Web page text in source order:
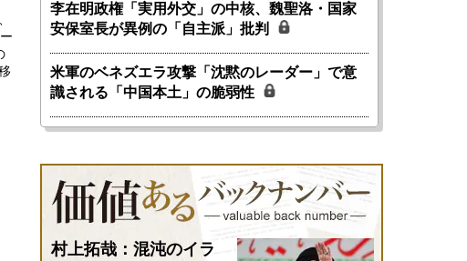
李在明政権「実用外交」の中核、魏聖洛・国家
安保室長が異例の「自主派」批判
米軍のベネズエラ攻撃「沈黙のレーダー」で意
識される「中国本土」の脆弱性
村上拓哉：混沌のイラ